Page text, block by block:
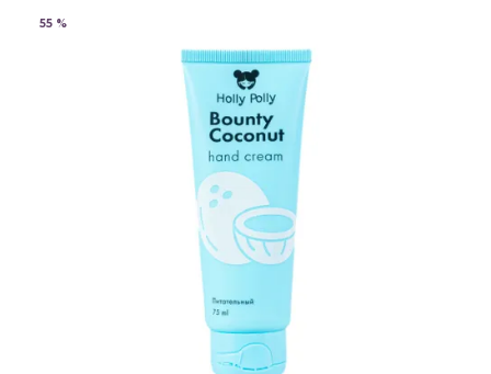
55 %